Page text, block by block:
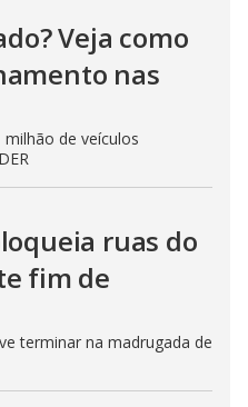
Veja como
nas
de veículos
ruas do
fim de
terminar na madrugada de